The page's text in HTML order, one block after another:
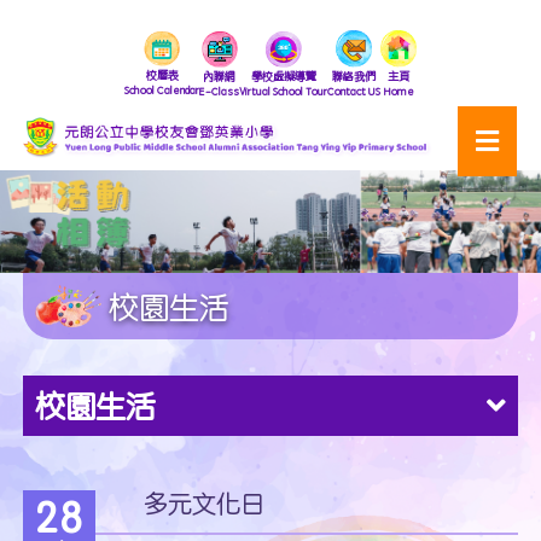
校曆表
School Calendar
內聯網
E-Class
學校虛擬導覽
Virtual School Tour
聯絡我們
Contact US
主頁
Home
校園生活
校園生活
28 多元文化日